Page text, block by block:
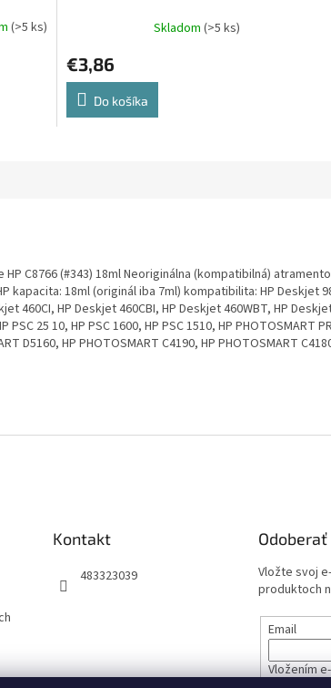
(>5 ks) Skladom (>5 ks)
€3,86
Do košíka
C8766 (#343) 18ml Neoriginálna (kompatibilná)
kapacita: 18ml (originál iba 7ml) kompatibilita: HP Deskjet
460CI, HP Deskjet 460CBI, HP Deskjet 460WBT, HP
PSC 25 10, HP PSC 1600, HP PSC 1510, HP PHOTOSMART
D5160, HP PHOTOSMART C4190, HP PHOTOSMART
Kontakt
483323039
Vložte svoj
produktoch
Email
Vložením